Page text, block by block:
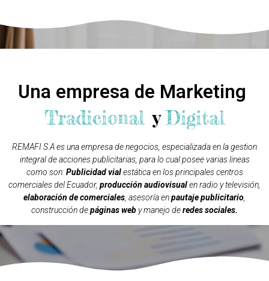
Una empresa de Marketing
Tradicional yDigital
REMAFI S.A es una empresa de negocios, especializada en la gestion
integral de acciones publicitarias, para lo cual posee varias lineas
como son:Publicidad vialestática en los principales centros
comerciales del Ecuador, producción audiovisualen radio y televisión,
elaboración de comerciales , asesoría enpautaje publicitario
construcción depáginas weby manejo deredes sociales.